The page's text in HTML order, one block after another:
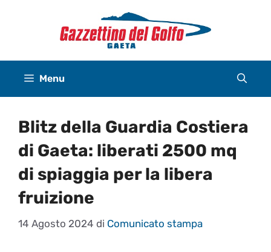
Menu
Blitz della Guardia Costiera
di Gaeta: liberati 2500 mq
di spiaggia per la libera
fruizione
14 Agosto 2024 di Comunicato stampa